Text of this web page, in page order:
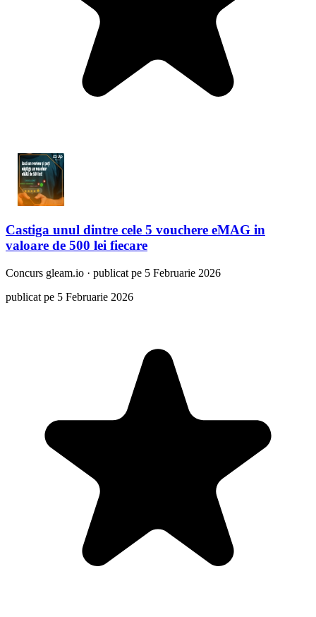
Castiga unul dintre cele 5 vouchere eMAG in
valoare de 500 lei fiecare
Concurs gleam.io · publicat pe 5 Februarie 2026
publicat pe 5 Februarie 2026